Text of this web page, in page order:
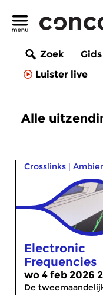
Zoek Gids
Luister live
Alle
Crosslinks |
Electronic
Frequencies
wo 4 feb 2026
De